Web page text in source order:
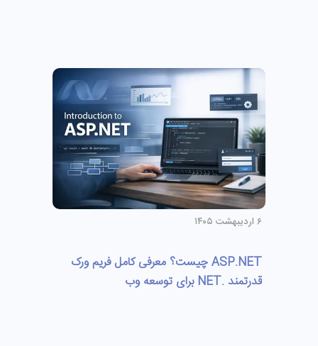
۶ اردیبهشت ۱۴۰۵
ASP.NET چیست؟ معرفی کامل فریم‌ ورک
قدرتمند .NET برای توسعه وب